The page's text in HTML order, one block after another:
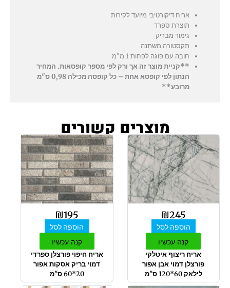
אריח דיקורטיבי מיועד לקירות
תוצרת ספרד
גימור מבריק
תקסטורה משתנה
חובה עם פוגה לפחות 1 מ"מ
**קניית מוצר זה אך ורק לפי מספר קופסאות. המחיר
הנתון לפי קופסא אחת – כל קופסה מכילה 0,98 ס"מ
מרובע**
מוצרים קשורים
₪245
הוספה לסל
קנה עכשיו
אריח ריצוף איטלקי
פורצלן דמוי אבן אפור
לילאק 60*120 ס"מ
₪195
הוספה לסל
קנה עכשיו
אריח חיפוי פורצלן ספרדי
דמוי בריק אסקות אפור
20*60 ס"מ